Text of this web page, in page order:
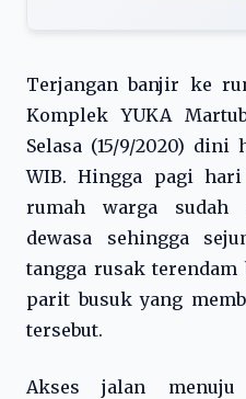
Terjangan banjir ke
Komplek YUKA
Selasa (15/9/2020)
WIB. Hingga pagi
rumah warga sudah
dewasa sehingga
tangga rusak
parit busuk yang
tersebut.
Akses jalan